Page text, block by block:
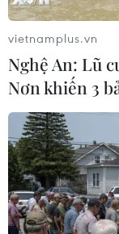
Ủy viên Trung
vietnamplus.vn
Nghệ An: Lũ
Nơn khiến 3